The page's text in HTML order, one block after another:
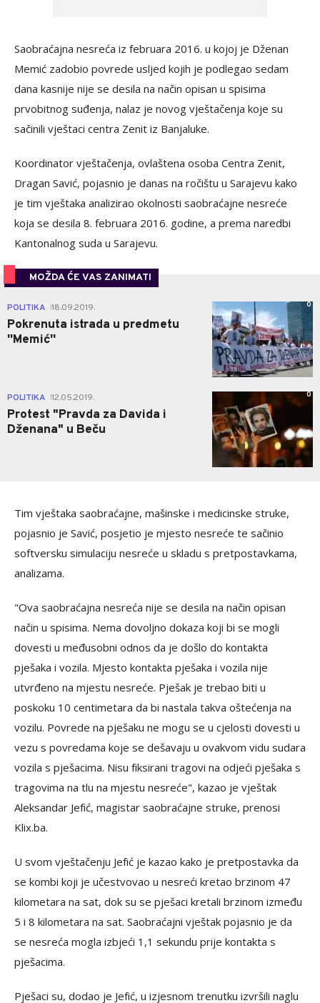
Saobraćajna nesreća iz februara 2016. u kojoj je Dženan
Memić zadobio povrede usljed kojih je podlegao sedam
dana kasnije nije se desila na način opisan u spisima
prvobitnog suđenja, nalaz je novog vještačenja koje su
sačinili vještaci centra Zenit iz Banjaluke.
Koordinator vještačenja, ovlaštena osoba Centra Zenit,
Dragan Savić, pojasnio je danas na ročištu u Sarajevu kako
je tim vještaka analizirao okolnosti saobraćajne nesreće
koja se desila 8. februara 2016. godine, a prema naredbi
Kantonalnog suda u Sarajevu.
MOŽDA ĆE VAS ZANIMATI
POLITIKA 18.09.2019.
Pokrenuta istrada u predmetu
''Memić''
0
POLITIKA 12.05.2019.
Protest "Pravda za Davida i
Dženana" u Beču
0
Tim vještaka saobraćajne, mašinske i medicinske struke,
pojasnio je Savić, posjetio je mjesto nesreće te sačinio
softversku simulaciju nesreće u skladu s pretpostavkama,
analizama.
"Ova saobraćajna nesreća nije se desila na način opisan
način u spisima. Nema dovoljno dokaza koji bi se mogli
dovesti u međusobni odnos da je došlo do kontakta
pješaka i vozila. Mjesto kontakta pješaka i vozila nije
utvrđeno na mjestu nesreće. Pješak je trebao biti u
poskoku 10 centimetara da bi nastala takva oštećenja na
vozilu. Povrede na pješaku ne mogu se u cjelosti dovesti u
vezu s povredama koje se dešavaju u ovakvom vidu sudara
vozila s pješacima. Nisu fiksirani tragovi na odjeći pješaka s
tragovima na tlu na mjestu nesreće", kazao je vještak
Aleksandar Jefić, magistar saobraćajne struke, prenosi
Klix.ba.
U svom vještačenju Jefić je kazao kako je pretpostavka da
se kombi koji je učestvovao u nesreći kretao brzinom 47
kilometara na sat, dok su se pješaci kretali brzinom između
5 i 8 kilometara na sat. Saobraćajni vještak pojasnio je da
se nesreća mogla izbjeći 1,1 sekundu prije kontakta s
pješacima.
Pješaci su, dodao je Jefić, u izjesnom trenutku izvršili naglu